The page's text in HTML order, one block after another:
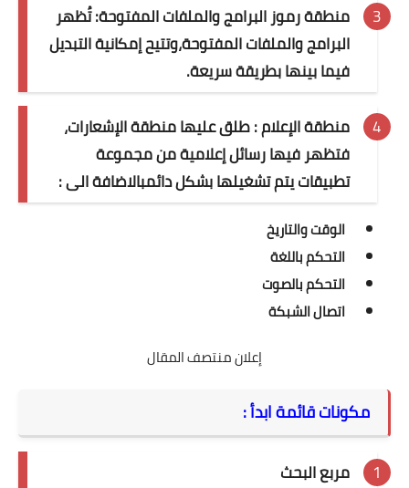
منطقة رموز البرامج والملفات المفتوحة: تُظهر
البرامج والملفات المفتوحة،وتتيح إمكانية التبديل
فيما بينها بطريقة سريعة.
منطقة الإعلام : طلق عليها منطقة الإشعارات،
فتظهر فيها رسائل إعلامية من مجموعة
تطبيقات يتم تشغيلها بشكل دائمبالاضافة الى :
الوقت والتاريخ
التحكم باللغة
التحكم بالصوت
اتصال الشبكة
إعلان منتصف المقال
مكونات قائمة ابدأ :
مربع البحث